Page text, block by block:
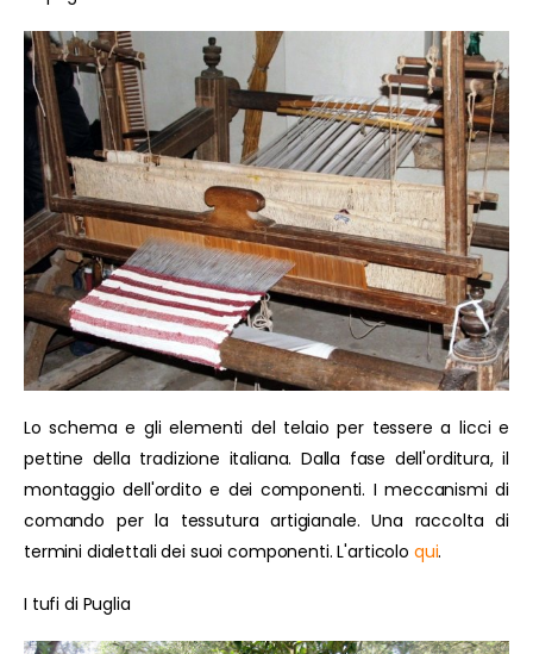
Lo schema e gli elementi del telaio per tessere a licci e
pettine della tradizione italiana. Dalla fase dell'orditura, il
montaggio dell'ordito e dei componenti. I meccanismi di
comando per la tessutura artigianale. Una raccolta di
termini dialettali dei suoi componenti. L'articolo qui.
I tufi di Puglia